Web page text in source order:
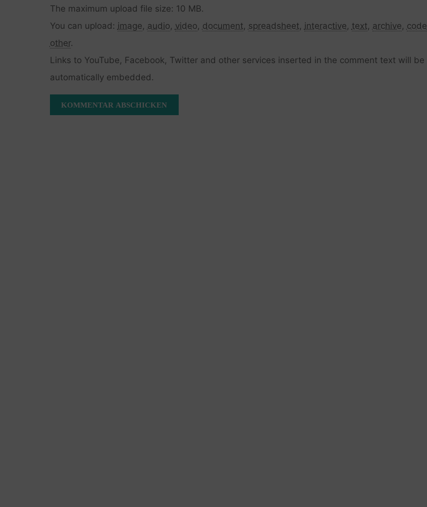
The maximum upload file size: 10 MB.
You can upload: image, audio, video, document, spreadsheet, interactive, text, archive, code
other.
Links to YouTube, Facebook, Twitter and other services inserted in the comment text will be
automatically embedded.